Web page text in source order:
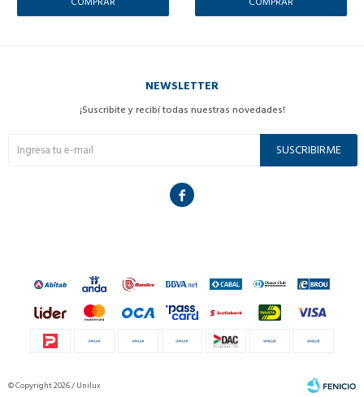
NEWSLETTER
¡Suscribite y recibí todas nuestras novedades!
SUSCRIBIRME

© Copyright 2026 / Unilux